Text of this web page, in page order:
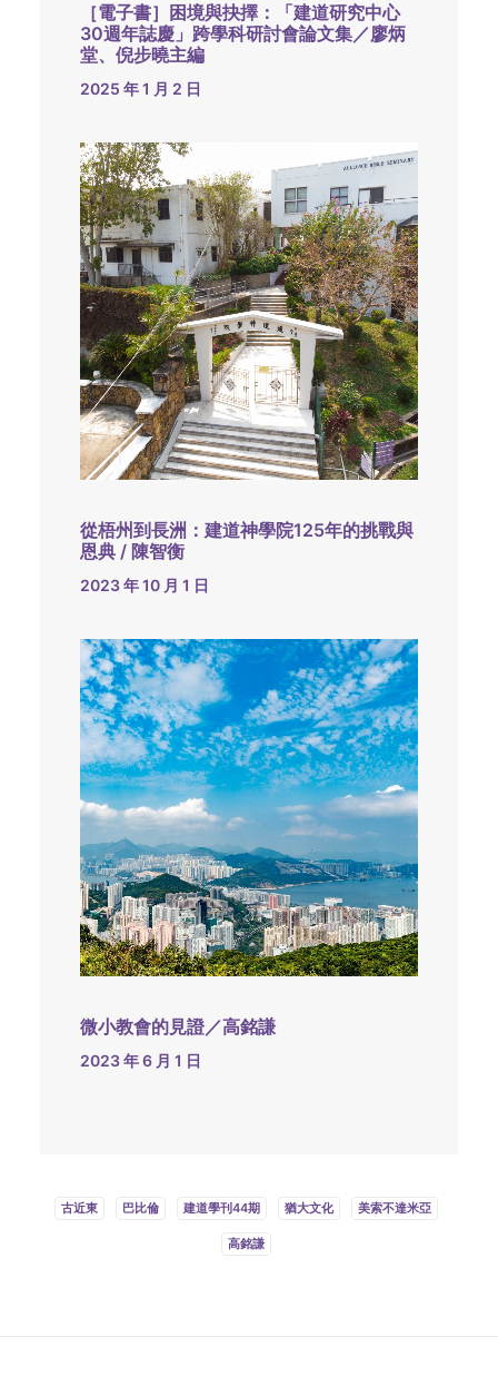
［電子書］困境與抉擇：「建道研究中心
30週年誌慶」跨學科研討會論文集／廖炳
堂、倪步曉主編
2025 年 1 月 2 日
從梧州到長洲：建道神學院125年的挑戰與
恩典 / 陳智衡
2023 年 10 月 1 日
微小教會的見證／高銘謙
2023 年 6 月 1 日
古近東 巴比倫 建道學刊44期 猶大文化 美索不達米亞
高銘謙